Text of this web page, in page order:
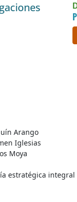
Arango
Iglesias
Moya
estratégica integral